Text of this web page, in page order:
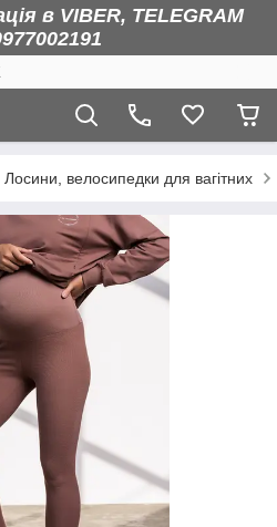
в VIBER, TELEGRAM
Лосини, велосипедки для вагітних